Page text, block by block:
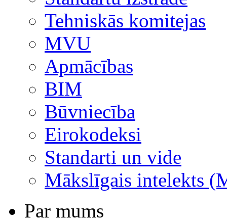
Tehniskās komitejas
MVU
Apmācības
BIM
Būvniecība
Eirokodeksi
Standarti un vide
Mākslīgais intelekts
Par mums